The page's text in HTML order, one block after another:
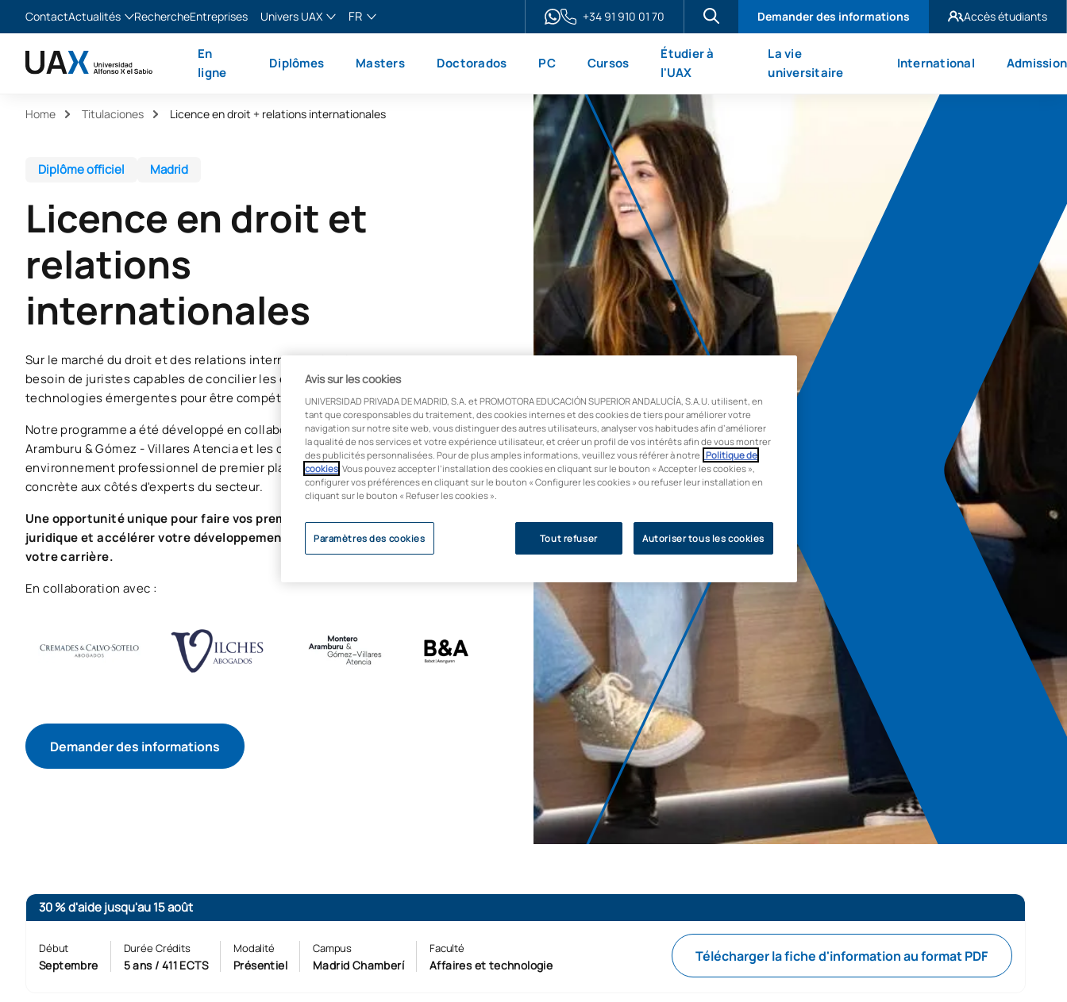
ContactActualités
Actualités
RechercheEntreprises
Univers UAX
FR
English
Italiano
+34 91 910 01 70 Demander des informations
Accès étudiants
UAX Mare Nostrum
En
ligne
Diplômes Masters Doctorados PC Cursos
Étudier à
l'UAX
La vie
universitaire
International Admission
Home Titulaciones Licence en droit + relations internationales
Diplôme officiel Madrid
Licence en droit et
relations
internationales
Sur le marché du droit et des relations internationales, les entreprises ont
besoin de juristes capables de concilier les enjeux commerciaux et les
technologies émergentes pour être compétitives à l'échelle mondiale.
Notre programme a été développé en collaboration avec le cabinet Montero
Aramburu & Gómez - Villares Atencia et les candidats pourront intégrer un
environnement professionnel de premier plan et acquérir une expérience
concrète aux côtés d'experts du secteur.
Une opportunité unique pour faire vos premiers pas dans la profession
juridique et accélérer votre développement professionnel dès le début de
votre carrière.
En collaboration avec :
Demander des informations
30 % d'aide jusqu'au 15 août
Début
Septembre
Durée Crédits
5 ans / 411 ECTS
Modalité
Présentiel
Campus
Madrid Chamberí
Faculté
Affaires et technologie
Télécharger la fiche d'information au format PDF
Avis sur les cookies
UNIVERSIDAD PRIVADA DE MADRID, S.A. et PROMOTORA EDUCACIÓN SUPERIOR ANDALUCÍA, S.A.U. utilisent, en
tant que coresponsables du traitement, des cookies internes et des cookies de tiers pour améliorer votre
navigation sur notre site web, vous distinguer des autres utilisateurs, analyser vos habitudes afin d’améliorer
la qualité de nos services et votre expérience utilisateur, et créer un profil de vos intérêts afin de vous montrer
des publicités personnalisées. Pour de plus amples informations, veuillez vous référer à notre Politique de
cookies . Vous pouvez accepter l’installation des cookies en cliquant sur le bouton « Accepter les cookies »,
configurer vos préférences en cliquant sur le bouton « Configurer les cookies » ou refuser leur installation en
cliquant sur le bouton « Refuser les cookies ».
Tout refuser Autoriser tous les cookies
Paramètres des cookies